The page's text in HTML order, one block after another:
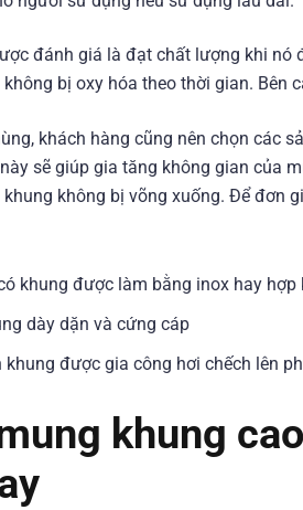
đánh giá là đạt chất lượng khi
bị oxy hóa theo thời gian. Bên
khách hàng cũng nên chọn các
sẽ giúp gia tăng không gian của
không bị võng xuống. Để đơn
khung được làm bằng inox hay
dày dặn và cứng cáp
khung được gia công hơi chếch lên
khung